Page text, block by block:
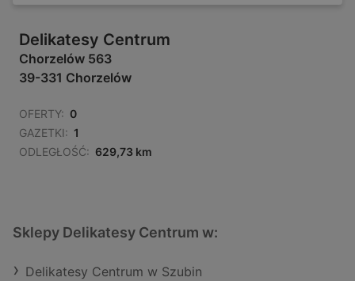
Delikatesy Centrum
Chorzelów 563
39-331 Chorzelów
OFERTY: 0
GAZETKI: 1
ODLEGŁOŚĆ: 629,73 km
Sklepy Delikatesy Centrum w:
Delikatesy Centrum w Szubin